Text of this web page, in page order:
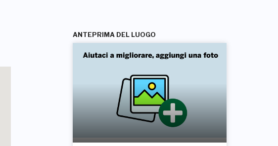
ANTEPRIMA DEL LUOGO